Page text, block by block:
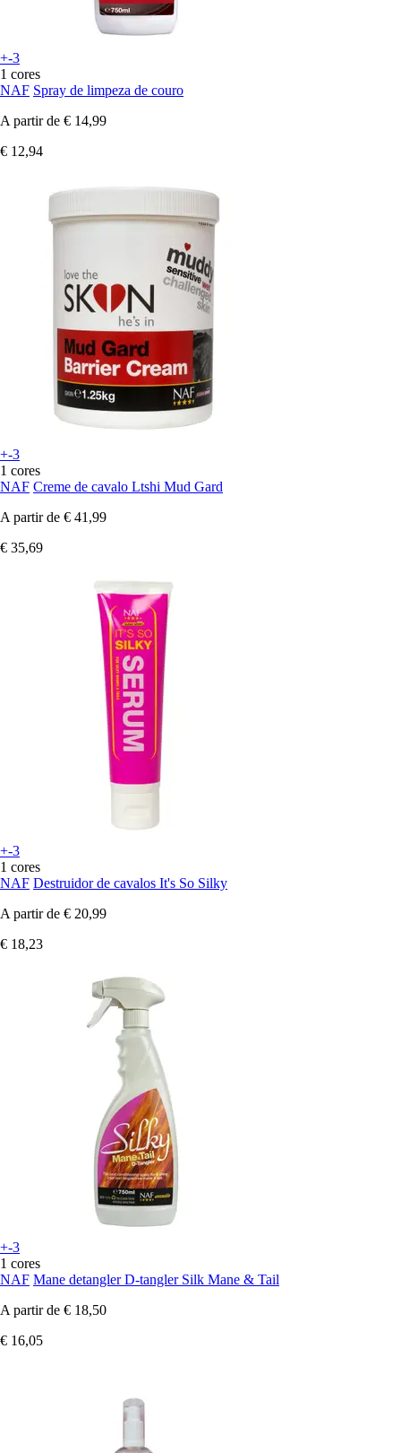
+-3
1 cores
NAF Spray de limpeza de couro
A partir de € 14,99
€ 12,94
+-3
1 cores
NAF Creme de cavalo Ltshi Mud Gard
A partir de € 41,99
€ 35,69
+-3
1 cores
NAF Destruidor de cavalos It's So Silky
A partir de € 20,99
€ 18,23
+-3
1 cores
NAF Mane detangler D-tangler Silk Mane & Tail
A partir de € 18,50
€ 16,05